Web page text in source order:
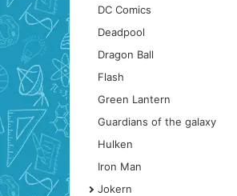
DC Comics
Deadpool
Dragon Ball
Flash
Green Lantern
Guardians of the galaxy
Hulken
Iron Man
Jokern